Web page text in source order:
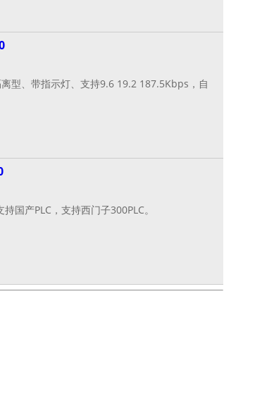
型、带指示灯、支持9.6 19.2 187.5Kbps，自
国产PLC，支持西门子300PLC。